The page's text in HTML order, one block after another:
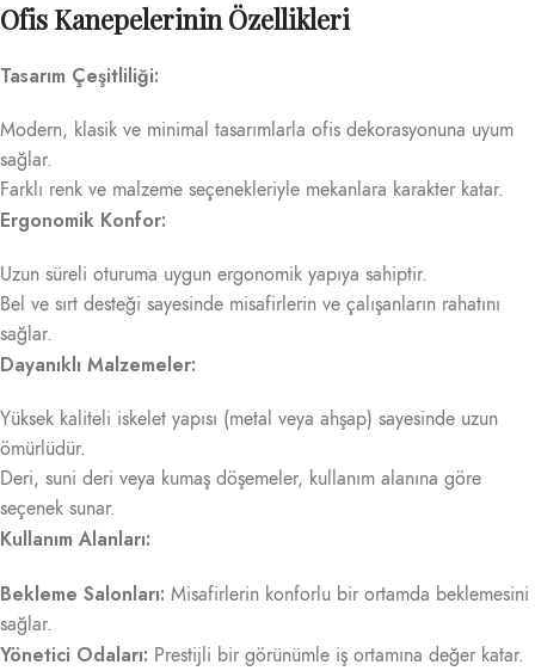
Ofis Kanepelerinin Özellikleri
Tasarım Çeşitliliği:
Modern, klasik ve minimal tasarımlarla ofis dekorasyonuna uyum
sağlar.
Farklı renk ve malzeme seçenekleriyle mekanlara karakter katar.
Ergonomik Konfor:
Uzun süreli oturuma uygun ergonomik yapıya sahiptir.
Bel ve sırt desteği sayesinde misafirlerin ve çalışanların rahatını
sağlar.
Dayanıklı Malzemeler:
Yüksek kaliteli iskelet yapısı (metal veya ahşap) sayesinde uzun
ömürlüdür.
Deri, suni deri veya kumaş döşemeler, kullanım alanına göre
seçenek sunar.
Kullanım Alanları:
Bekleme Salonları: Misafirlerin konforlu bir ortamda beklemesini
sağlar.
Yönetici Odaları: Prestijli bir görünümle iş ortamına değer katar.